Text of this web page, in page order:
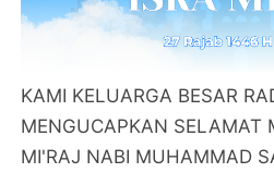
KAMI KELUARGA BESAR
MENGUCAPKAN SELAMAT
MI'RAJ NABI MUHAMMAD